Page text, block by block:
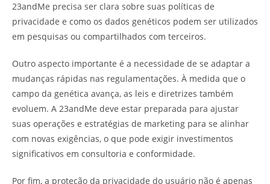
23andMe precisa ser clara sobre suas políticas de
privacidade e como os dados genéticos podem ser utilizados
em pesquisas ou compartilhados com terceiros.
Outro aspecto importante é a necessidade de se adaptar a
mudanças rápidas nas regulamentações. À medida que o
campo da genética avança, as leis e diretrizes também
evoluem. A 23andMe deve estar preparada para ajustar
suas operações e estratégias de marketing para se alinhar
com novas exigências, o que pode exigir investimentos
significativos em consultoria e conformidade.
Por fim, a proteção da privacidade do usuário não é apenas